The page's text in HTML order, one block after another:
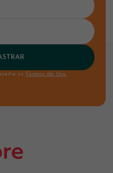
os Termos de Uso.